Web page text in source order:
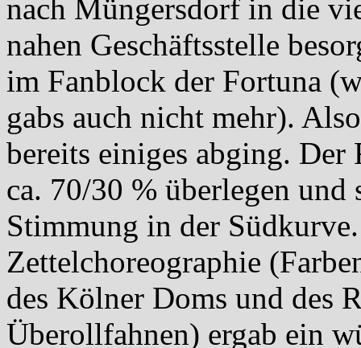
nach Müngersdorf in die
nahen Geschäftsstelle
im Fanblock der Fortuna
gabs auch nicht mehr).
bereits einiges abging. Der
ca. 70/30 % überlegen
Stimmung in der
Zettelchoreographie
des Kölner Doms und des
Überollfahnen) ergab ein